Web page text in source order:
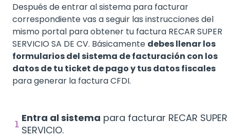
Después de entrar al sistema para facturar
correspondiente vas a seguir las instrucciones del
mismo portal para obtener tu factura RECAR SUPER
SERVICIO SA DE CV. Básicamente debes llenar los
formularios del sistema de facturación con los
datos de tu ticket de pago y tus datos fiscales
para generar la factura CFDI.
Entra al sistema para facturar RECAR SUPER
SERVICIO.